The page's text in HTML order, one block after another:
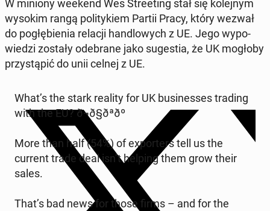
W miniony weekend Wes Stre­eting stał się ko­lej­nym
wysokim rangą po­li­ty­kiem Partii Pracy, który wezwał
do po­głę­bie­nia relacji han­dlo­wych z UE. Jego wy­po­
wie­dzi zostały ode­bra­ne jako su­ge­stia, że UK mogłoby
przy­stą­pić do unii celnej z UE.
What’s the stark reality for UK bu­si­nesses trading
with the EU? ð¬ð§ðªðº
More than half (54%) of expor­ters tell us the
current trade deal isn’t helping them grow their
sales.
That’s bad news for those firms – and for the